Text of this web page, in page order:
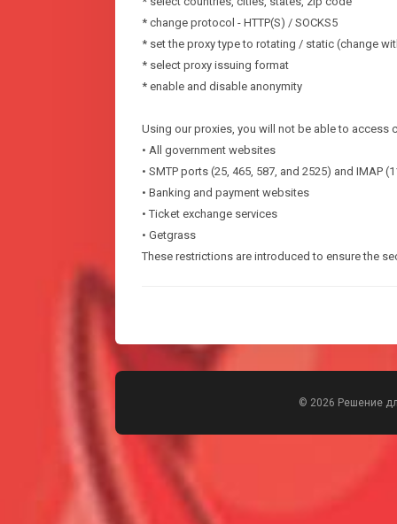
* change protocol - HTTP(S) / SOCKS5
* set the proxy type to rotating / static (change
* select proxy issuing format
* enable and disable anonymity
Using our proxies, you will not be able to access
• All government websites
• SMTP ports (25, 465, 587, and 2525) and IMAP
• Banking and payment websites
• Ticket exchange services
• Getgrass
These restrictions are introduced to ensure the
© 2026 Решение